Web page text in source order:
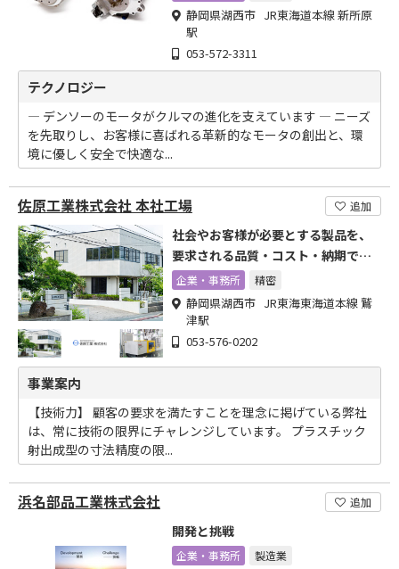
静岡県湖西市 JR東海道本線 新所原
駅
053-572-3311
テクノロジー
― デンソーのモータがクルマの進化を支えています ― ニーズ
を先取りし、お客様に喜ばれる革新的なモータの創出と、環
境に優しく安全で快適な...
佐原工業株式会社 本社工場 追加
社会やお客様が必要とする製品を、
要求される品質・コスト・納期で提
供企業・事務所 精密
静岡県湖西市 JR東海東海道本線 鷲
津駅
053-576-0202
事業案内
【技術力】 顧客の要求を満たすことを理念に掲げている弊社
は、常に技術の限界にチャレンジしています。 プラスチック
射出成型の寸法精度の限...
浜名部品工業株式会社 追加
開発と挑戦
企業・事務所 製造業